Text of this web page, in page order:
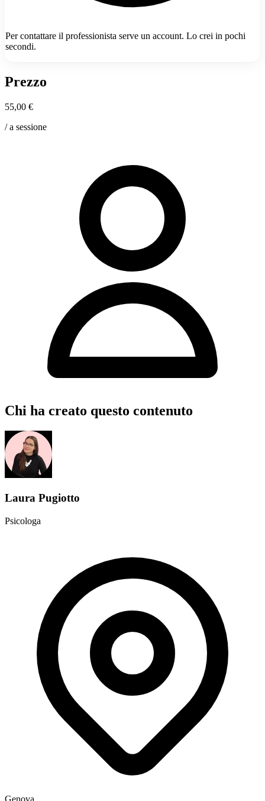
Per contattare il professionista serve un account. Lo crei in pochi
secondi.
Prezzo
55,00 €
/ a sessione
Chi ha creato questo contenuto
Laura Pugiotto
Psicologa
Genova,